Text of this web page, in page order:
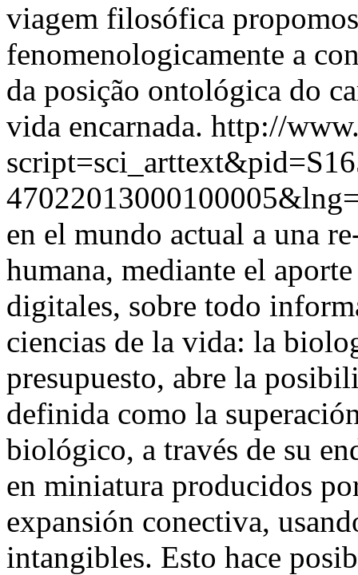
viagem filosófica
fenomenologicamente a
da posição ontológica do
vida encarnada. http://
en el mundo actual a una
humana, mediante el
digitales, sobre todo
ciencias de la vida: la
presupuesto, abre la
definida como la
biológico, a través de su
en miniatura producidos
expansión conectiva,
intangibles. Esto hace